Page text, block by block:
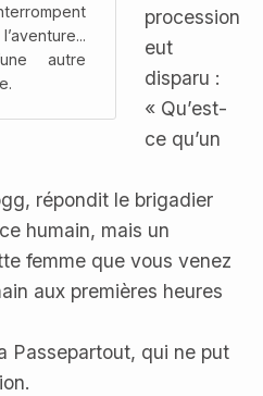
autre
procession
eut
disparu :
« Qu’est-
ce qu’un
répondit le brigadier
humain, mais un
femme que vous venez
aux premières heures
Passepartout, qui ne put